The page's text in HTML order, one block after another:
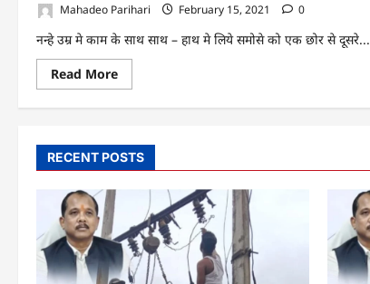
Mahadeo Parihari February 15, 2021 0
नन्हे उम्र मे काम के साथ साथ – हाथ मे लिये समोसे को एक छोर से दूसरे...
Read MoreRead
more
नन्हे
काम
के
साथ
लिये
समोसे
को
एक
छोर
RECENT POSTS